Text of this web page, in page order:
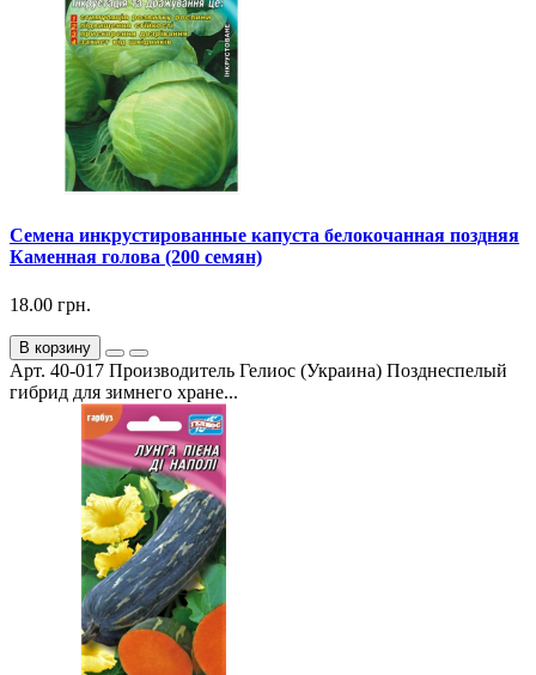
Семена инкрустированные капуста белокочанная поздняя
Каменная голова (200 семян)
18.00 грн.
В корзину
Арт. 40-017 Производитель Гелиос (Украина) Позднеспелый
гибрид для зимнего хране...